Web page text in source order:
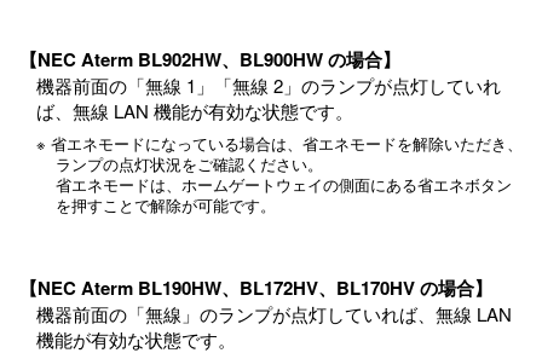
【NEC Aterm BL902HW、BL900HW の場合】
機器前面の「無線 1」「無線 2」のランプが点灯していれ
ば、無線 LAN 機能が有効な状態です。
※ 省エネモードになっている場合は、省エネモードを解除いただき、
ランプの点灯状況をご確認ください。
省エネモードは、ホームゲートウェイの側面にある省エネボタン
を押すことで解除が可能です。
【NEC Aterm BL190HW、BL172HV、BL170HV の場合】
機器前面の「無線」のランプが点灯していれば、無線 LAN
機能が有効な状態です。